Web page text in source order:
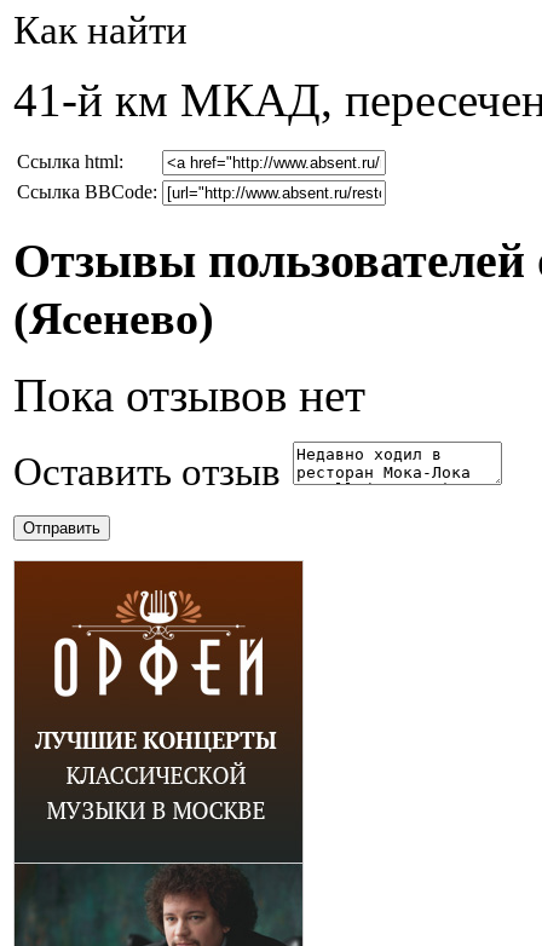
Как найти
41-й км МКАД,
Cсылка html:
Ссылка BBCode:
Отзывы
(Ясенево)
Пока отзывов нет
Оставить отзыв